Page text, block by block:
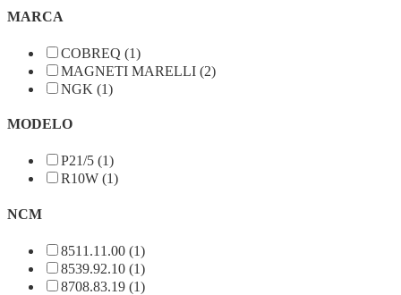
MARCA
COBREQ (1)
MAGNETI MARELLI (2)
NGK (1)
MODELO
P21/5 (1)
R10W (1)
NCM
8511.11.00 (1)
8539.92.10 (1)
8708.83.19 (1)